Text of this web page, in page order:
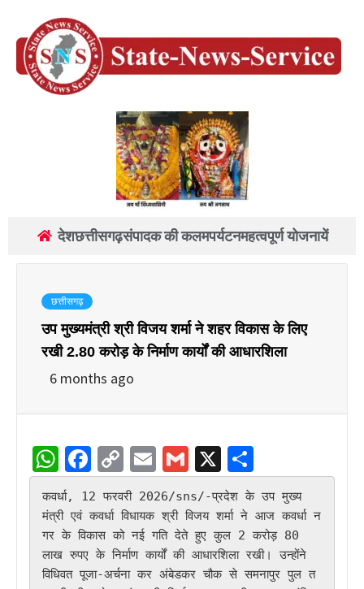
देशछत्तीसगढ़संपादक की कलमपर्यटनमहत्वपूर्ण योजनायें
छत्तीसगढ़
उप मुख्यमंत्री श्री विजय शर्मा ने शहर विकास के लिए
रखी 2.80 करोड़ के निर्माण कार्यों की आधारशिला
6 months ago
WhatsApp
Facebook
Copy
Link
EmailGmail
X
कवर्धा, 12 फरवरी 2026/sns/-प्रदेश के उप मुख्य
मंत्री एवं कवर्धा विधायक श्री विजय शर्मा ने आज कवर्धा न
गर के विकास को नई गति देते हुए कुल 2 करोड़ 80
लाख रुपए के निर्माण कार्यों की आधारशिला रखी। उन्होंने
विधिवत पूजा-अर्चना कर अंबेडकर चौक से समनापुर पुल त